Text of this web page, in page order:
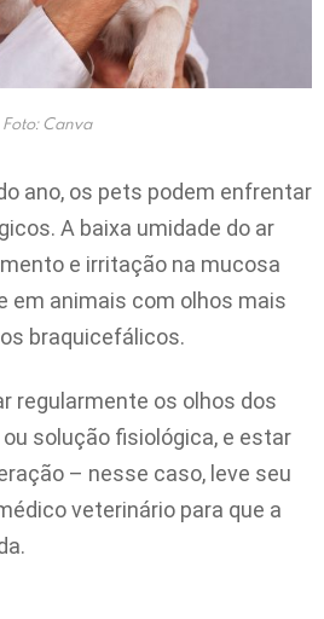
Foto: Canva
ano, os pets podem enfrentar
A baixa umidade do ar
e irritação na mucosa
em animais com olhos mais
braquicefálicos.
regularmente os olhos dos
solução fisiológica, e estar
– nesse caso, leve seu
veterinário para que a